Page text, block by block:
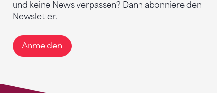
und keine News verpassen? Dann abonniere den
Newsletter.
Anmelden